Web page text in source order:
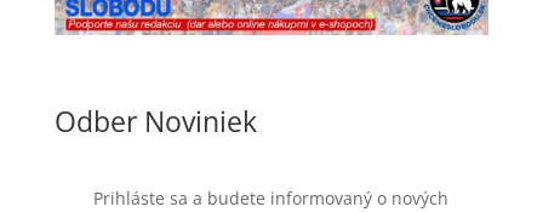
Odber Noviniek
Prihláste sa a budete informovaný o nových